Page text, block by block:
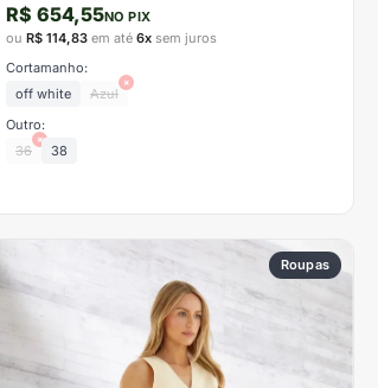
R$ 654,55NO PIX
ou R$ 114,83 em até 6x sem juros
Cortamanho:
off white
Azul
×
Outro:
36
×
38
Roupas